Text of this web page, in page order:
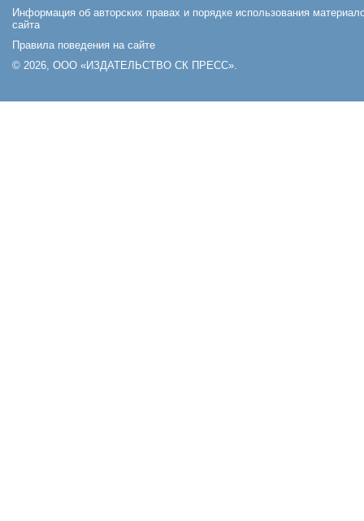
Информация об авторских правах и порядке использования
сайта
Правила поведения на сайте
© 2026, ООО «ИЗДАТЕЛЬСТВО СК ПРЕСС».